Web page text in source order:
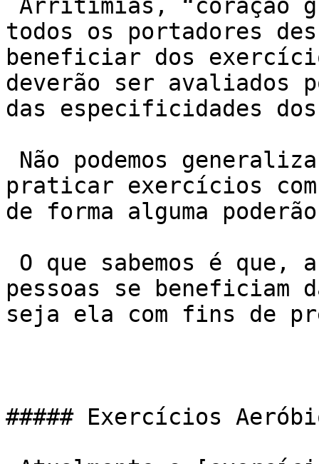
todos os portadores
beneficiar dos
deverão ser avaliados
das especificidades
praticar exercícios com
de forma alguma
pessoas se beneficiam
seja ela com fins de
##### Exercícios